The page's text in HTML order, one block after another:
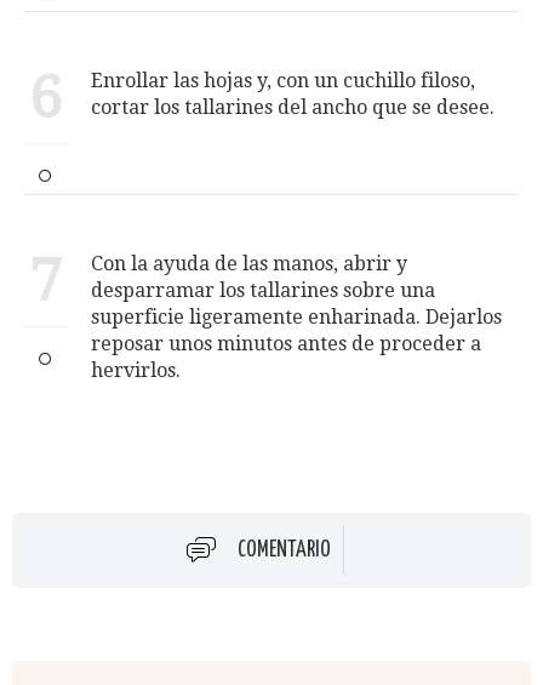
6
Enrollar las hojas y, con un cuchillo filoso,
cortar los tallarines del ancho que se desee.
7
Con la ayuda de las manos, abrir y
desparramar los tallarines sobre una
superficie ligeramente enharinada. Dejarlos
reposar unos minutos antes de proceder a
hervirlos.
COMENTARIO